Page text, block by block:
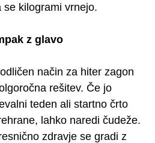
kilogrami vrnejo.
z glavo
način za hiter zagon
rešitev. Če jo
teden ali startno črto
lahko naredi čudeže.
zdravje se gradi z